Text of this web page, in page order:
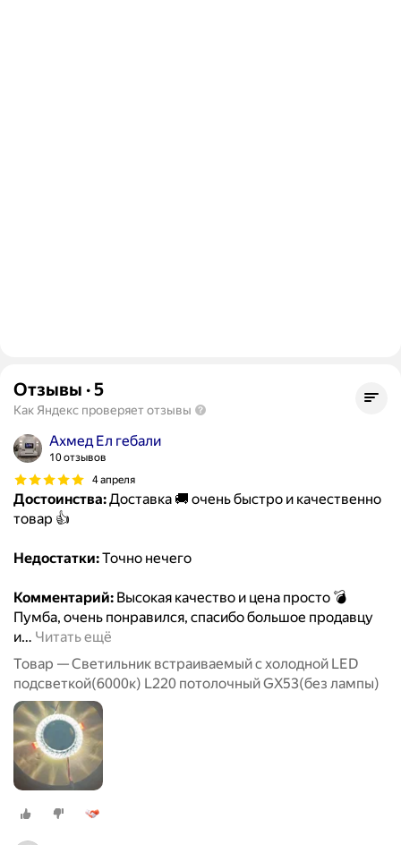
Отзывы ·5
Как Яндекс проверяет отзывы
Ахмед Ел гебали
10 отзывов
4 апреля
Достоинства:Доставка 🚚 очень быстро и качественно
товар 👍
Недостатки:Точно нечего
Комментарий: Высокая качество и цена просто 💣
Пумба, очень понравился, спасибо большое продавцу
и… Читать ещё
Товар — Светильник встраиваемый с холодной LED
подсветкой(6000к) L220 потолочный GX53(без лампы)